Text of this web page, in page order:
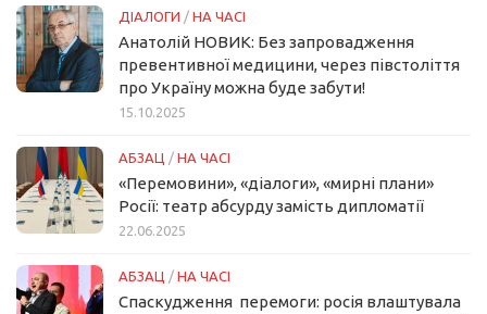
ДІАЛОГИ / НА ЧАСІ
Анатолій НОВИК: Без запровадження
превентивної медицини, через півстоліття
про Україну можна буде забути!
15.10.2025
АБЗАЦ / НА ЧАСІ
«Перемовини», «діалоги», «мирні плани»
Росії: театр абсурду замість дипломатії
22.06.2025
АБЗАЦ / НА ЧАСІ
Спаскудження перемоги: росія влаштувала